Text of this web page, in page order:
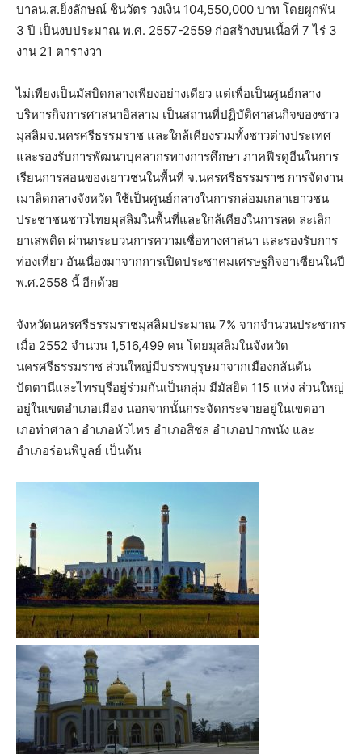
บาลน.ส.ยิ่งลักษณ์ ชินวัตร วงเงิน 104,550,000 บาท โดยผูกพัน
3 ปี เป็นงบประมาณ พ.ศ. 2557-2559 ก่อสร้างบนเนื้อที่ 7 ไร่ 3
งาน 21 ตารางวา
ไม่เพียงเป็นมัสบิดกลางเพียงอย่างเดียว แต่เพื่อเป็นศูนย์กลาง
บริหารกิจการศาสนาอิสลาม เป็นสถานที่ปฏิบัติศาสนกิจของชาว
มุสลิมจ.นครศรีธรรมราช และใกล้เคียงรวมทั้งชาวต่างประเทศ
และรองรับการพัฒนาบุคลากรทางการศึกษา ภาคฟีรดูอีนในการ
เรียนการสอนของเยาวชนในพื้นที่ จ.นครศรีธรรมราช การจัดงาน
เมาลิดกลางจังหวัด ใช้เป็นศูนย์กลางในการกล่อมเกลาเยาวชน
ประชาชนชาวไทยมุสลิมในพื้นที่และใกล้เคียงในการลด ละเลิก
ยาเสพติด ผ่านกระบวนการความเชื่อทางศาสนา และรองรับการ
ท่องเที่ยว อันเนื่องมาจากการเปิดประชาคมเศรษฐกิจอาเซียนในปี
พ.ศ.2558 นี้ อีกด้วย
จังหวัดนครศรีธรรมราชมุสลิมประมาณ 7% จากจำนวนประชากร
เมื่อ 2552 จำนวน 1,516,499 คน โดยมุสลิมในจังหวัด
นครศรีธรรมราช ส่วนใหญ่มีบรรพบุรุษมาจากเมืองกลันตัน
ปัตตานีและไทรบุรีอยู่ร่วมกันเป็นกลุ่ม มีมัสยิด 115 แห่ง ส่วนใหญ่
อยู่ในเขตอำเภอเมือง นอกจากนั้นกระจัดกระจายอยู่ในเขตอา
เภอท่าศาลา อำเภอหัวไทร อำเภอสิชล อำเภอปากพนัง และ
อำเภอร่อนพิบูลย์ เป็นต้น